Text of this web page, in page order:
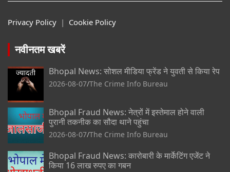
Privacy Policy | Cookie Policy
नवीनतम खबरें
Bhopal News: सोशल मीडिया फ्रेंड ने युवती से किया रेप
2026-08-07 The Crime Info Bureau
Bhopal Fraud News: नेत्रों में इस्तेमाल होने वाली
पुरानी तकनीक का सौदा थाने पहुंचा
2026-08-07 The Crime Info Bureau
Bhopal Fraud News: कारोबारी के मार्केटिंग एजेंट ने
किया 16 लाख रुपए का गबन